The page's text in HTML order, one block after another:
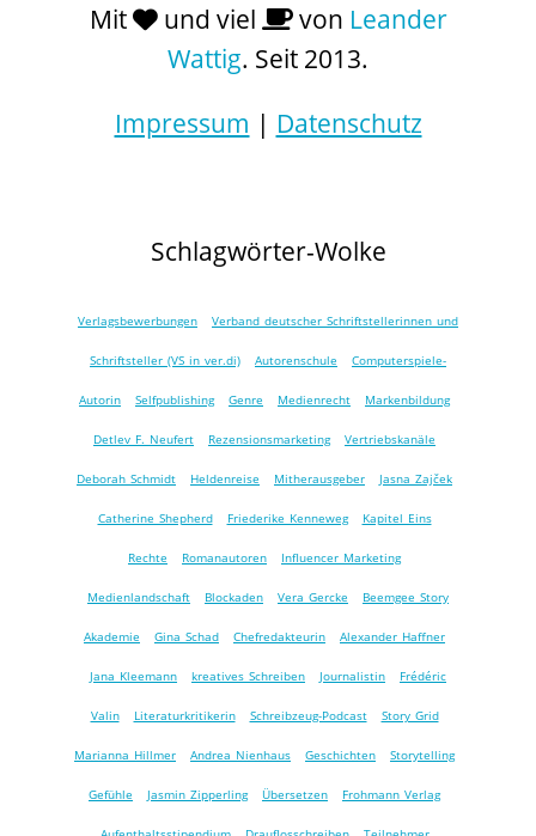
Mit und viel von Leander
Wattig. Seit 2013.
Impressum | Datenschutz
Schlagwörter-Wolke
Verlagsbewerbungen Verband deutscher Schriftstellerinnen und
Schriftsteller (VS in ver.di) Autorenschule Computerspiele-
Autorin Selfpublishing Genre Medienrecht Markenbildung
Detlev F. Neufert Rezensionsmarketing Vertriebskanäle
Deborah Schmidt Heldenreise Mitherausgeber Jasna Zajček
Catherine Shepherd Friederike Kenneweg Kapitel Eins
Rechte Romanautoren Influencer Marketing
Medienlandschaft Blockaden Vera Gercke Beemgee Story
Akademie Gina Schad Chefredakteurin Alexander Haffner
Jana Kleemann kreatives Schreiben Journalistin Frédéric
Valin Literaturkritikerin Schreibzeug-Podcast Story Grid
Marianna Hillmer Andrea Nienhaus Geschichten Storytelling
Gefühle Jasmin Zipperling Übersetzen Frohmann Verlag